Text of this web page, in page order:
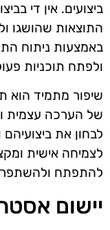
ביצועים. אין די
התוצאות שהושגו
באמצעות ניתוח
ולפתח תוכניות
שיפור מתמיד הוא
של הערכה עצמית
לבחון את
לצמיחה אישית
להתפתח ולהשתפר
יישום